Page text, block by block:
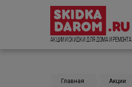
Акции и Скидки для дома и ремонта
Главная Акции